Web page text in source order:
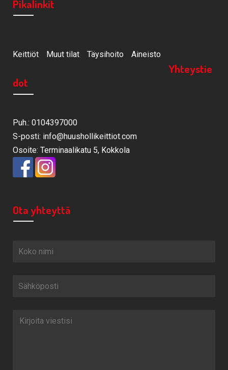
Pikalinkit
Keittiöt Muut tilat Täysihoito Aineisto
Yhteystie
dot
Puh.: 0104397000
S-posti: info@huushollikeittiot.com
Osoite: Terminaalikatu 5, Kokkola
Ota yhteyttä